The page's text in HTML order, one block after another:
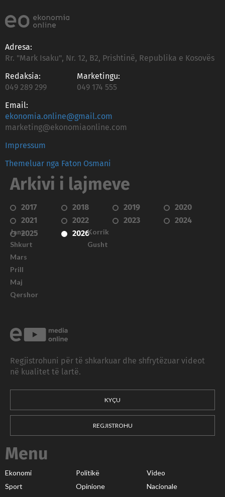
Adresa:
Rr. "Mark Isaku", Nr. 12, B2, Prishtinë, Republika e Kosovës
Redaksia:
049 289 299
Marketingu:
049 174 555
Email:
ekonomia.online@gmail.com
marketing@ekonomiaonline.com
Impressum
Themeluar nga Faton Osmani
Arkivi i lajmeve
2017 2018 2019
2020
2021
2022 2023
2024
2025
2026
Janar
Shkurt
Mars
Prill
Maj
Qershor
Korrik
Gusht
Regjistrohuni për të shkarkuar dhe shfrytëzuar videot
në kualitet të lartë.
KYÇU
REGJISTROHU
Menu
Ekonomi Politikë
Video
Sport
Opinione
Nacionale